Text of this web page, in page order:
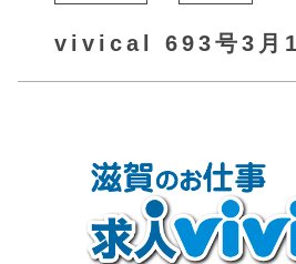
vivical 693号3月